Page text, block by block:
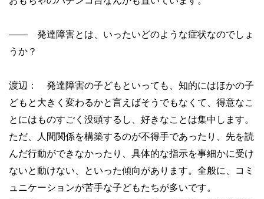
—— 発達障害とは、いったいどのような症状なのでしょ
うか？
渡辺： 発達障害の子どもといっても、知的にはほかの子
どもと大きく変わるかと言えばそうでもなくて、得意なこ
とにはものすごく没頭するし、好きなことは集中します。
ただ、人間関係を構築するのが不得手であったり、先を読
んだ行動ができなかったり、具体的な指示を事細かに受け
ないと動けない、といった傾向があります。全般に、コミ
ュニケーションが苦手な子どもたちが多いです。